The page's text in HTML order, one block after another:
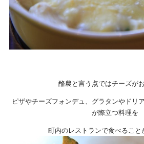
酪農と言う点ではチーズがお
ピザやチーズフォンデュ、グラタンやドリ
が際立つ料理を
町内のレストランで食べること